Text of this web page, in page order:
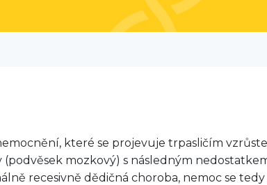
které se projevuje trpasličím
mozkový) s následným
recesivně dědičná choroba, nemoc se